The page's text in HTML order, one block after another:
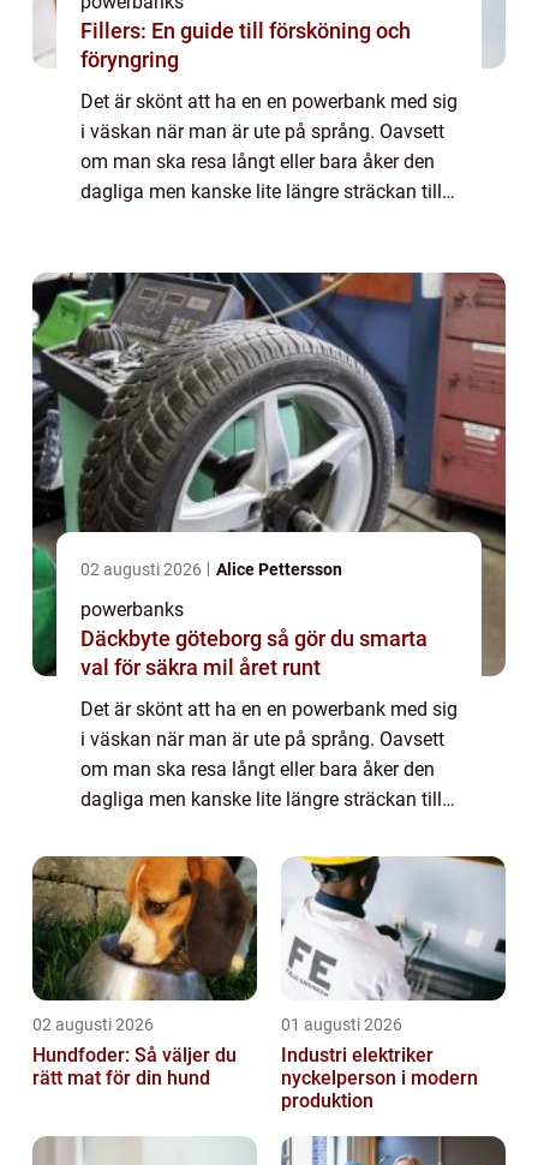
Fillers: En guide till försköning och
föryngring
Det är skönt att ha en en powerbank med sig
i väskan när man är ute på språng. Oavsett
om man ska resa långt eller bara åker den
dagliga men kanske lite längre sträckan till
02 augusti 2026 Alice Pettersson
powerbanks
Däckbyte göteborg så gör du smarta
val för säkra mil året runt
Det är skönt att ha en en powerbank med sig
i väskan när man är ute på språng. Oavsett
om man ska resa långt eller bara åker den
dagliga men kanske lite längre sträckan till
02 augusti 2026
Hundfoder: Så väljer du
rätt mat för din hund
01 augusti 2026
Industri elektriker
nyckelperson i modern
produktion